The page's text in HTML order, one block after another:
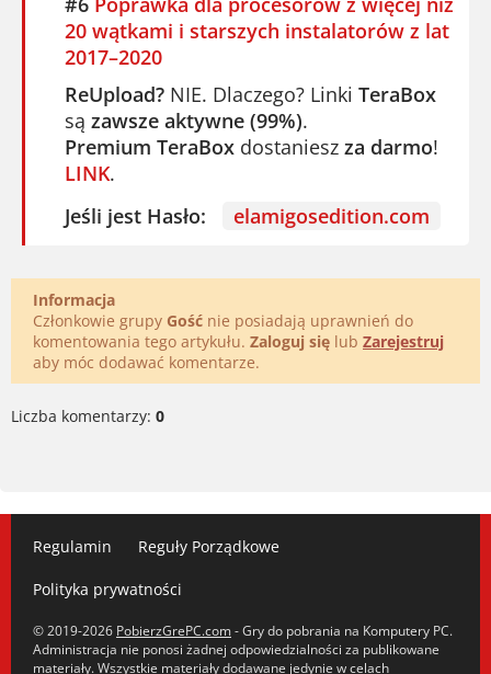
20 wątkami i starszych instalatorów z lat
2017–2020
ReUpload? NIE. Dlaczego? Linki TeraBox
są zawsze aktywne (99%).
Premium TeraBox dostaniesz za darmo!
LINK.
Jeśli jest Hasło:
elamigosedition.com
Informacja
Członkowie grupy Gość nie posiadają uprawnień do
komentowania tego artykułu. Zaloguj się lub Zarejestruj
aby móc dodawać komentarze.
Liczba komentarzy: 0
Regulamin Reguły Porządkowe
Polityka prywatności
© 2019-2026 PobierzGrePC.com- Gry do pobrania na Komputery PC.
Administracja nie ponosi żadnej odpowiedzialności za publikowane
materiały. Wszystkie materiały dodawane jedynie w celach